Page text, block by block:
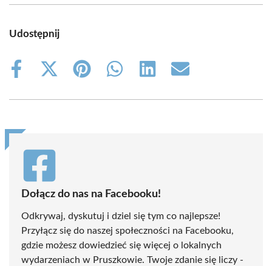
Udostępnij
Share
Share
(Twitter)
Share
Share
Share
Share
Dołącz do nas na Facebooku!
Odkrywaj, dyskutuj i dziel się tym co najlepsze!
Przyłącz się do naszej społeczności na Facebooku,
gdzie możesz dowiedzieć się więcej o lokalnych
wydarzeniach w Pruszkowie. Twoje zdanie się liczy -